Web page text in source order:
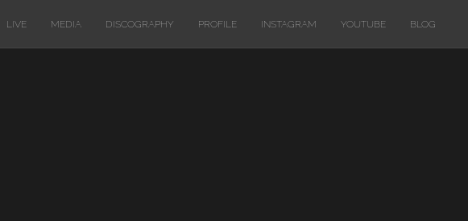
LIVE MEDIA DISCOGRAPHY PROFILE INSTAGRAM YOUTUBE BLOG